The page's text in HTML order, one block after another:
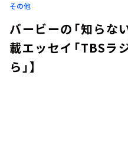
その他
バービーの「知らな
載エッセイ「TBSラ
ら」】